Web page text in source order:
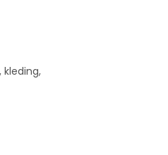
kleding,